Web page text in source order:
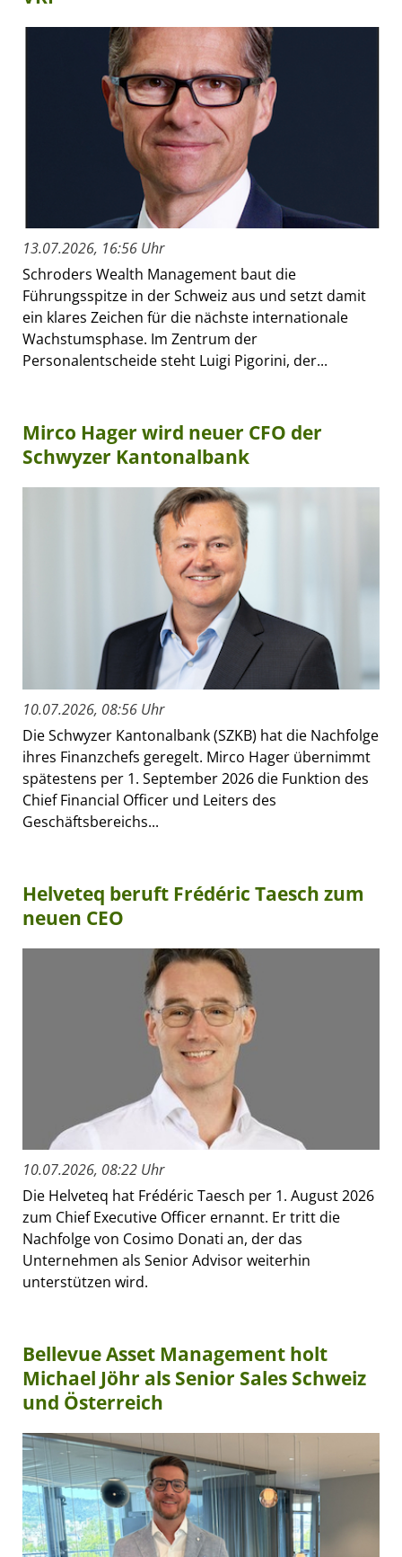
13.07.2026, 16:56 Uhr
Schroders Wealth Management baut die
Führungsspitze in der Schweiz aus und setzt damit
ein klares Zeichen für die nächste internationale
Wachstumsphase. Im Zentrum der
Personalentscheide steht Luigi Pigorini, der...
Mirco Hager wird neuer CFO der
Schwyzer Kantonalbank
10.07.2026, 08:56 Uhr
Die Schwyzer Kantonalbank (SZKB) hat die Nachfolge
ihres Finanzchefs geregelt. Mirco Hager übernimmt
spätestens per 1. September 2026 die Funktion des
Chief Financial Officer und Leiters des
Geschäftsbereichs...
Helveteq beruft Frédéric Taesch zum
neuen CEO
10.07.2026, 08:22 Uhr
Die Helveteq hat Frédéric Taesch per 1. August 2026
zum Chief Executive Officer ernannt. Er tritt die
Nachfolge von Cosimo Donati an, der das
Unternehmen als Senior Advisor weiterhin
unterstützen wird.
Bellevue Asset Management holt
Michael Jöhr als Senior Sales Schweiz
und Österreich